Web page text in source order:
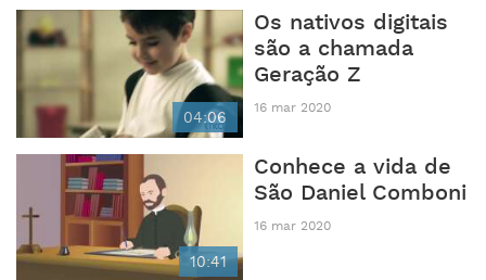
04:06
Os nativos digitais
são a chamada
Geração Z
16 mar 2020
10:41
Conhece a vida de
São Daniel Comboni
16 mar 2020